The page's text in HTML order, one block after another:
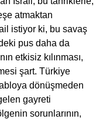
atmaktan
istiyor ki, bu savaş
pus daha da
etkisiz kılınması,
şart. Türkiye
dönüşmeden
gayreti
sorunlarının,